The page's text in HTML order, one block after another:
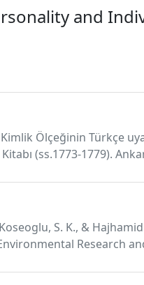
and
Kimlik Ölçeğinin Türkçe
(ss.1773-1779).
S. K., &
Research